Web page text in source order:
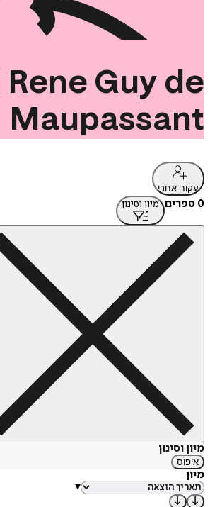
Rene Guy de
Maupassant
עקוב אחרי
0 ספרים מיון וסינון
מיון וסינון
איפוס
מיון
▾